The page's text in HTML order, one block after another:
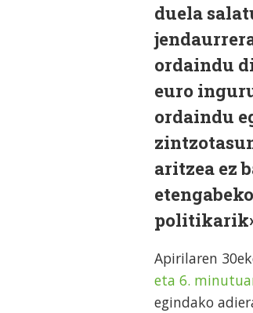
duela
ordaindu
euro
ordaindu
aritzea ez
Apirilaren
eta 6.
egindako